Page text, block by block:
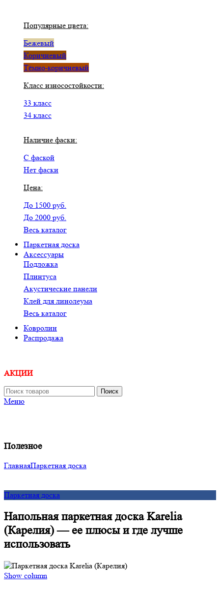
Популярные цвета:
Бежевый
Коричневый
Тёмно-коричневый
Класс износостойкости:
33 класс
34 класс
Наличие фаски:
С фаской
Нет фаски
Цена:
До 1500 руб.
До 2000 руб.
Весь каталог
Паркетная доска
Аксессуары
Подложка
Плинтуса
Акустические панели
Клей для линолеума
Весь каталог
Ковролин
Распродажа
АКЦИИ
Поиск
Меню
Полезное
ГлавнаяПаркетная доска
Паркетная доска
Напольная паркетная доска Karelia
(Карелия) — ее плюсы и где лучше
использовать
Show column